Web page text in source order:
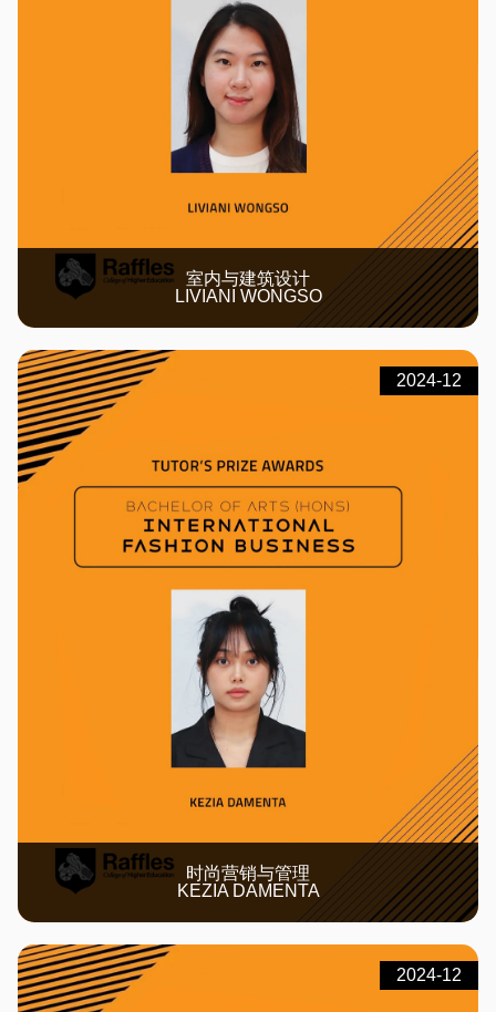
室内与建筑设计
LIVIANI WONGSO
时尚营销与管理
KEZIA DAMENTA
2024-12
2024-12